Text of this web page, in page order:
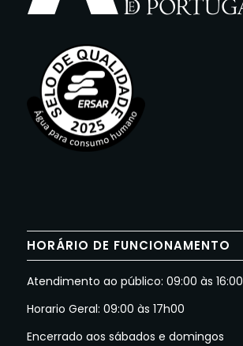
HORÁRIO DE FUNCIONAMENTO
Atendimento ao público: 09:00 às 16:00
Horario Geral: 09:00 às 17h00
Encerrado aos sábados e domingos